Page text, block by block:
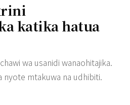
katika hatua
wa usanidi wanaohitajika.
nyote mtakuwa na udhibiti.